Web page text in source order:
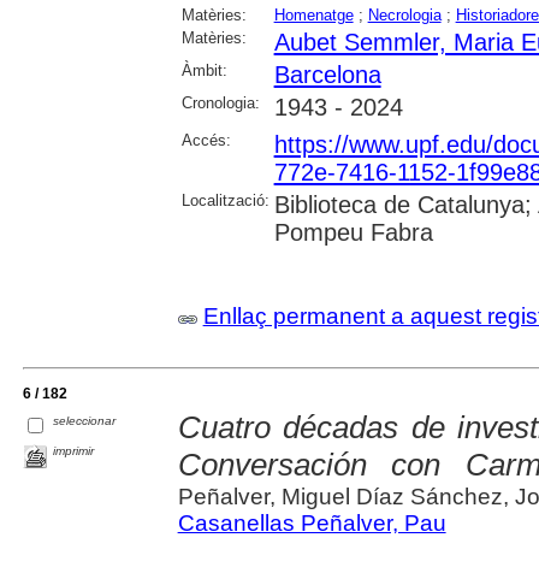
Matèries: Homenatge; Necrologia;
Matèries:
Aubet Semmler, Maria
Àmbit: Barcelona
Cronologia: 1943 - 2024
Accés:
https://www.upf.edu/
772e-7416-1152-
Localització: Biblioteca de
Pompeu Fabra
Enllaç permanent a aquest
6 / 182
seleccionar
imprimir
Cuatro décadas de
Conversación con
Peñalver, Miguel Díaz Sánchez,
Casanellas Peñalver, Pau